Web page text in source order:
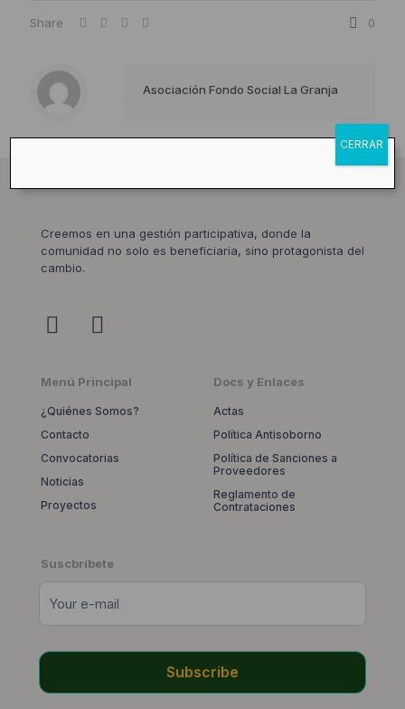
Share 0
Asociación Fondo Social La Granja
Creemos en una gestión participativa, donde la
comunidad no solo es beneficiaria, sino protagonista del
cambio.
Menú Principal
¿Quiénes Somos?
Contacto
Convocatorias
Noticias
Proyectos
Docs y Enlaces
Actas
Política Antisoborno
Política de Sanciones a
Proveedores
Reglamento de
Contrataciones
Suscbríbete
CERRAR